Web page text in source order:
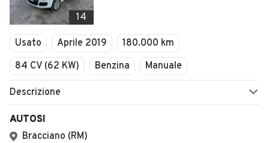
14
Usato Aprile 2019
180.000 km
84 CV (62 KW)
Benzina Manuale
Descrizione
AUTOSI
Bracciano (RM)